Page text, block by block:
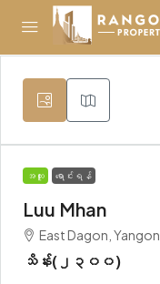
အထူး ရောင်းရန်
Luu Mhan
East Dagon, Yangon
သိန်း(၂၃၀၀)